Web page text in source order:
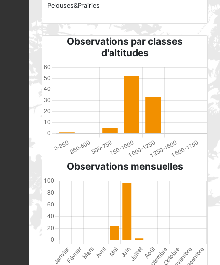
Pelouses&Prairies
Observations par classes
d'altitudes
Observations mensuelles